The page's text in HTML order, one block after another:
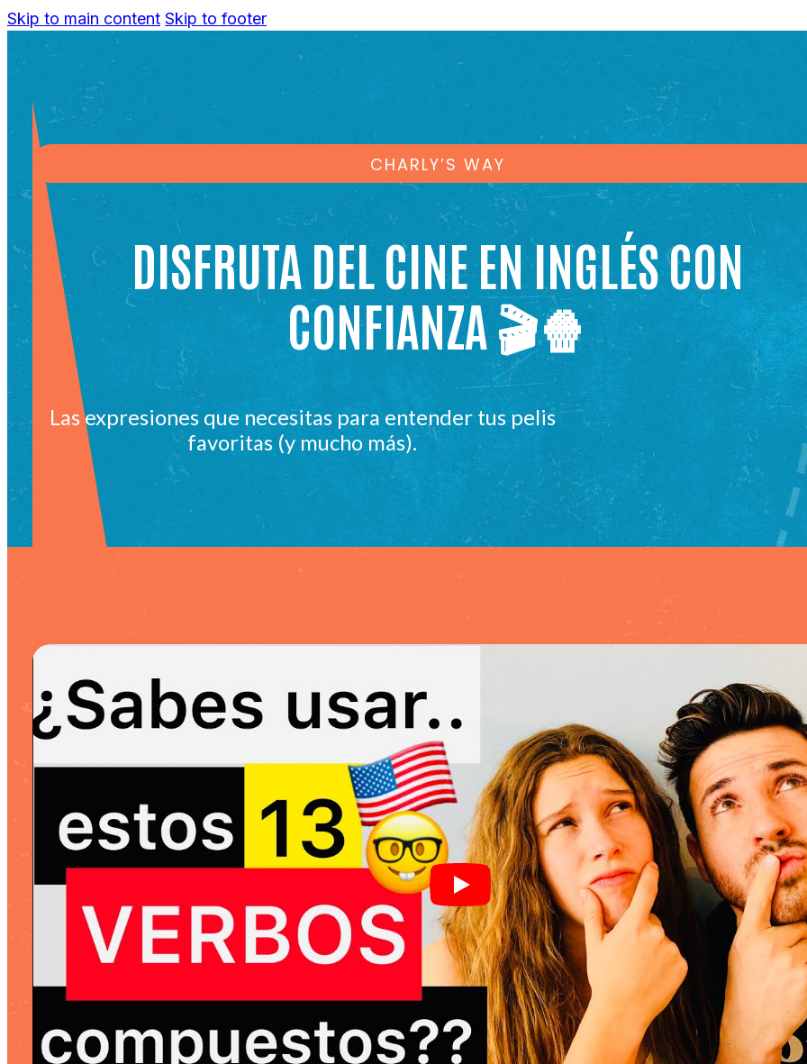
Skip to main content Skip to footer
CHARLY’S WAY
DISFRUTA DEL CINE EN INGLÉS CON
CONFIANZA 🎬🍿
Las expresiones que necesitas para entender tus pelis
favoritas (y mucho más).